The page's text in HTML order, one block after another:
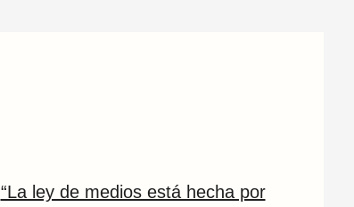
“La ley de medios está hecha por